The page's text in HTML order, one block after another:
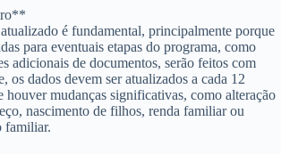
é fundamental, principalmente porque
para eventuais etapas do programa, como
adicionais de documentos, serão feitos com
os dados devem ser atualizados a cada 12
houver mudanças significativas, como alteração
nascimento de filhos, renda familiar ou
familiar.